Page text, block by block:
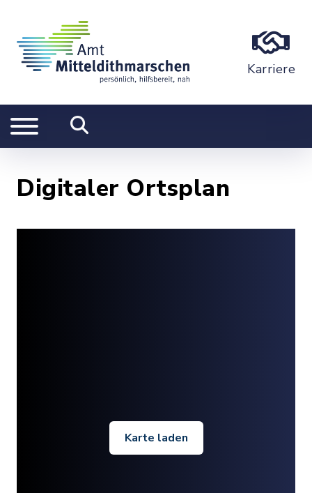
Karriere
Digitaler Ortsplan
Karte laden